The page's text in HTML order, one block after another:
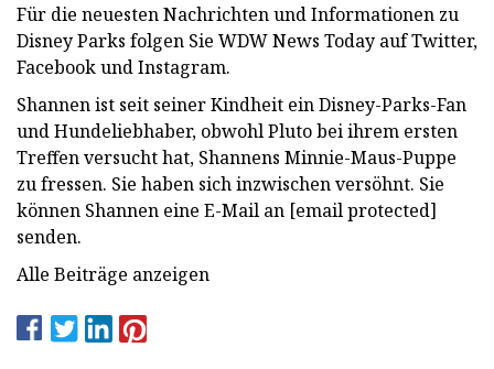
Für die neuesten Nachrichten und Informationen zu
Disney Parks folgen Sie WDW News Today auf Twitter,
Facebook und Instagram.
Shannen ist seit seiner Kindheit ein Disney-Parks-Fan
und Hundeliebhaber, obwohl Pluto bei ihrem ersten
Treffen versucht hat, Shannens Minnie-Maus-Puppe
zu fressen. Sie haben sich inzwischen versöhnt. Sie
können Shannen eine E-Mail an [email protected]
senden.
Alle Beiträge anzeigen